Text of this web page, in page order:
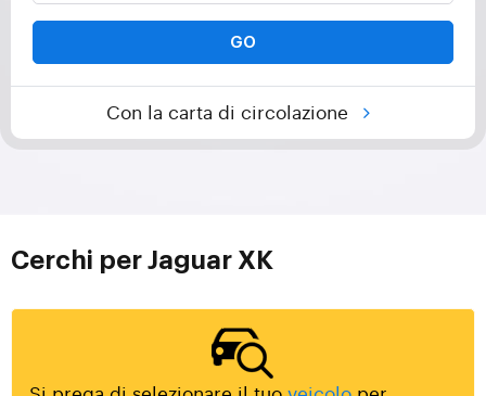
GO
Con la carta di circolazione
Cerchi per Jaguar XK